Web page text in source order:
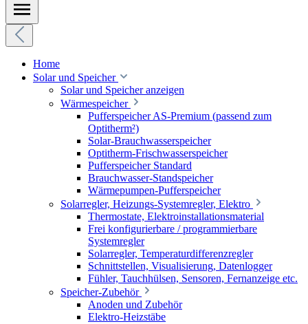
Home
Solar und Speicher
Solar und Speicher anzeigen
Wärmespeicher
Pufferspeicher AS-Premium (passend zum
Optitherm²)
Solar-Brauchwasserspeicher
Optitherm-Frischwasserspeicher
Pufferspeicher Standard
Brauchwasser-Standspeicher
Wärmepumpen-Pufferspeicher
Solarregler, Heizungs-Systemregler, Elektro
Thermostate, Elektroinstallationsmaterial
Frei konfigurierbare / programmierbare
Systemregler
Solarregler, Temperaturdifferenzregler
Schnittstellen, Visualisierung, Datenlogger
Fühler, Tauchhülsen, Sensoren, Fernanzeige etc.
Speicher-Zubehör
Anoden und Zubehör
Elektro-Heizstäbe